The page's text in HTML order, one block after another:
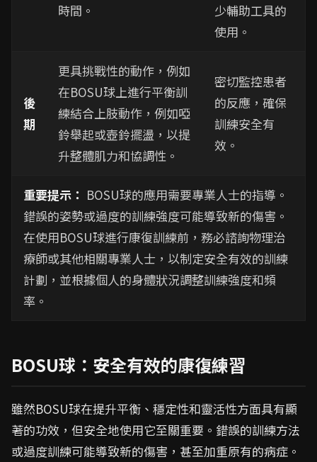
時間。
少輔助工具的
使用。
後
期
更具挑戰性的動作，例如
在BOSU球上進行平衡訓
練結合上肢動作，例如啞
鈴舉起或壺鈴擺盪，以提
升整體肌力和協調性。
密切監控患者
的反應，確保
訓練安全有
效。
重要提示： BOSU球的應用需要專業人士的指導。
錯誤的姿勢或過度的訓練強度可能導致新的傷害。
在使用BOSU球進行康復訓練前，務必諮詢物理治
療師或其他相關專業人士，以制定安全有效的訓練
計劃，並根據個人的身體狀況調整訓練強度和頻
率。
BOSU球：安全有效的康復練習
雖然BOSU球在提升平衡、穩定性和靈活性方面具有顯
著的功效，但安全地使用它至關重要。錯誤的訓練方法
或過度訓練可能導致新的傷害，甚至加重原有的病症。